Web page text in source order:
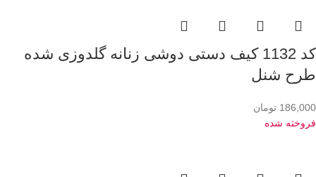
کد 1132 کیف دستی دوشی زنانه گلدوزی شده
طرح شنل
186,000 تومان
فروخته شده